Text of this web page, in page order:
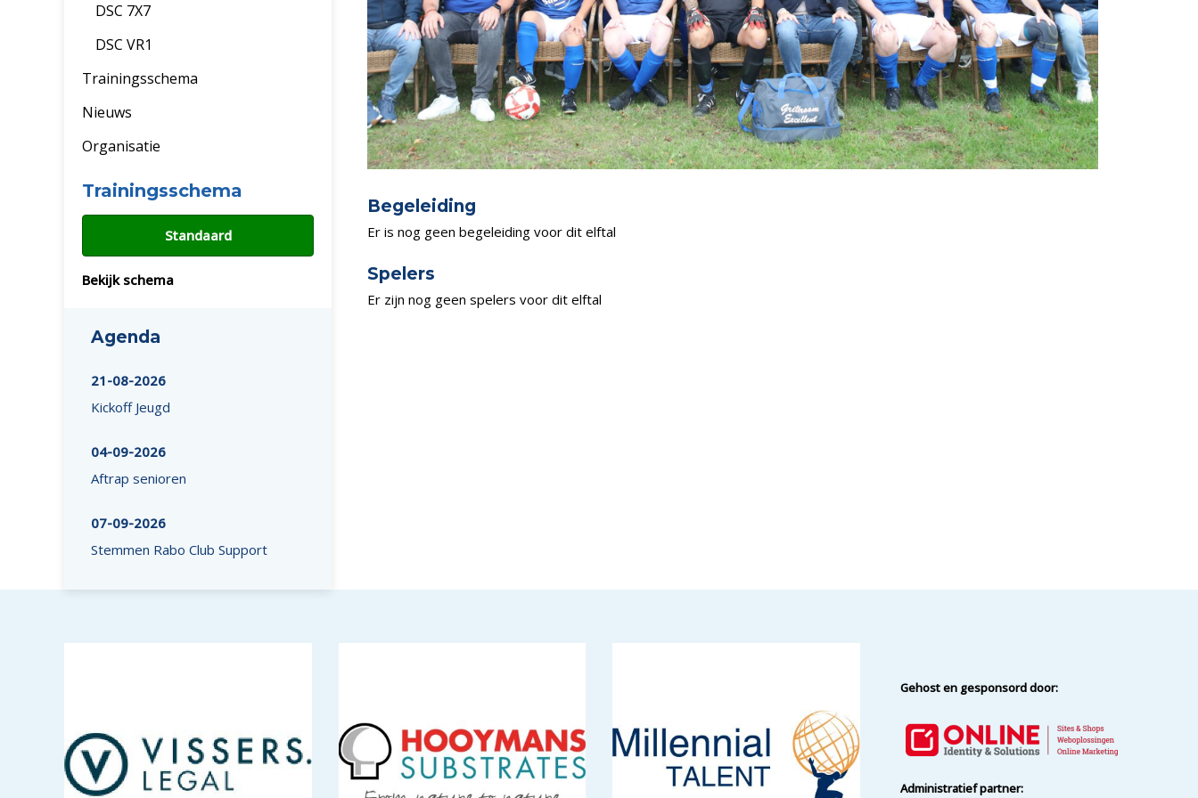
DSC 7X7
DSC VR1
Trainingsschema
Nieuws
Organisatie
Trainingsschema
Standaard
Bekijk schema
Agenda
21-08-2026
Kickoff Jeugd
04-09-2026
Aftrap senioren
07-09-2026
Stemmen Rabo Club Support
Begeleiding
Er is nog geen begeleiding voor dit elftal
Spelers
Er zijn nog geen spelers voor dit elftal
Gehost en gesponsord door:
Administratief partner: